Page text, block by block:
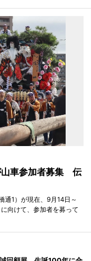
山車参加者募集 伝
通1）が現在、9月14日～
向けて、参加者を募って